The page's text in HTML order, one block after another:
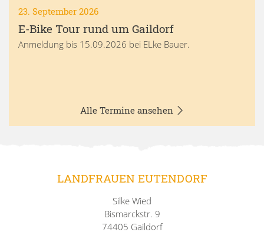
23. September 2026
E-Bike Tour rund um Gaildorf
Anmeldung bis 15.09.2026 bei ELke Bauer.
Alle Termine ansehen
LANDFRAUEN EUTENDORF
Silke Wied
Bismarckstr. 9
74405 Gaildorf